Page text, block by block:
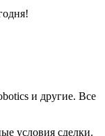
и другие. Все
условия сделки.